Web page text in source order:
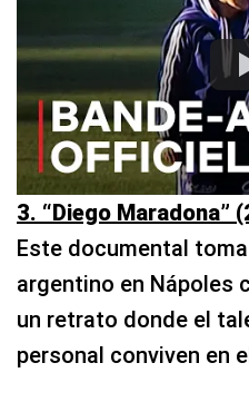
3. “Diego Maradona”
Este documental
argentino en Nápoles
un retrato donde el
personal conviven en